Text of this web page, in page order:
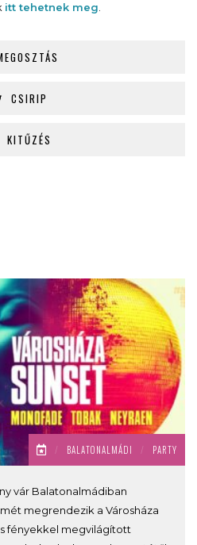
itt tehetnek meg.
CSIRIP
KITŰZÉS
/ BALATONALMÁDI / PARTY
vár Balatonalmádiban
megrendezik a Városháza
fényekkel megvilágított